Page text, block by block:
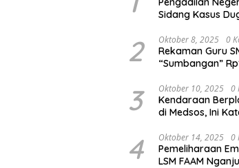
Sidang Kasus
Penipuan Dari
2 Oktober 8, 2025 0
Rekaman Guru
“Sumbangan”
Pungli di Jatim
3 Oktober 10, 2025 0
Kendaraan
di Medsos, Ini
4 Oktober 14, 2025 0
Pemeliharaan
LSM FAAM